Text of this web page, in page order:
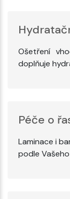
Ošetření
doplňuje
Péče o
Laminace i
podle